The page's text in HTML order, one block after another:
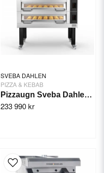
SVEBA DAHLEN
PIZZA & KEBAB
Pizzaugn Sveba Dahlen DC-32P, 3-däck
233 990 kr